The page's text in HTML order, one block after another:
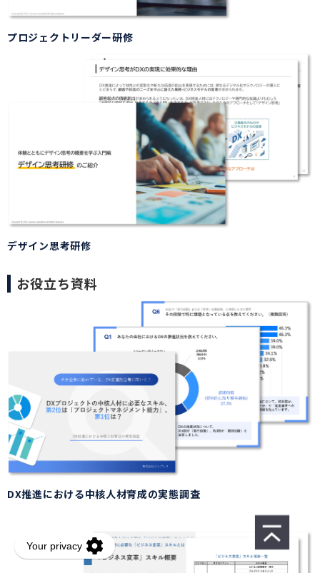
プロジェクトリーダー研修
デザイン思考研修
お役立ち資料
DX推進における中核人材育成の実態調査